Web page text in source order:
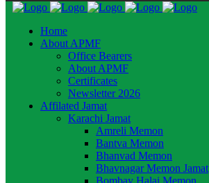
Home
About APMF
Office Bearers
About APMF
Certificates
Newsletter 2026
Affilated Jamat
Karachi Jamat
Amreli Memon
Bantva Memon
Bhanvad Memon
Bhavnagar Memon Jamat
Bombay Halai Memon